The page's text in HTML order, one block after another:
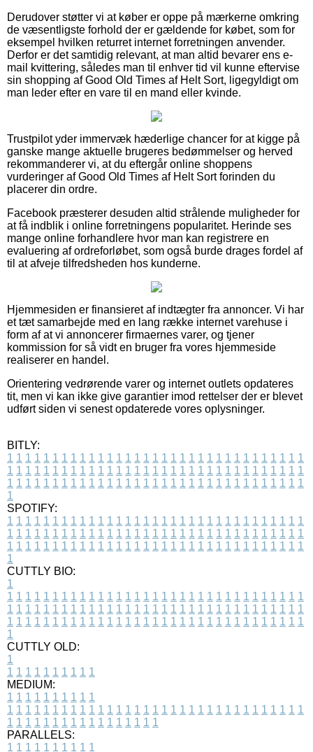
Derudover støtter vi at køber er oppe på mærkerne omkring
de væsentligste forhold der er gældende for købet, som for
eksempel hvilken returret internet forretningen anvender.
Derfor er det samtidig relevant, at man altid bevarer ens e-
mail kvittering, således man til enhver tid vil kunne eftervise
sin shopping af Good Old Times af Helt Sort, ligegyldigt om
man leder efter en vare til en mand eller kvinde.
Trustpilot yder immervæk hæderlige chancer for at kigge på
ganske mange aktuelle brugeres bedømmelser og herved
rekommanderer vi, at du eftergår online shoppens
vurderinger af Good Old Times af Helt Sort forinden du
placerer din ordre.
Facebook præsterer desuden altid strålende muligheder for
at få indblik i online forretningens popularitet. Herinde ses
mange online forhandlere hvor man kan registrere en
evaluering af ordreforløbet, som også burde drages fordel af
til at afveje tilfredsheden hos kunderne.
Hjemmesiden er finansieret af indtægter fra annoncer. Vi har
et tæt samarbejde med en lang række internet varehuse i
form af at vi annoncerer firmaernes varer, og tjener
kommission for så vidt en bruger fra vores hjemmeside
realiserer en handel.
Orientering vedrørende varer og internet outlets opdateres
tit, men vi kan ikke give garantier imod rettelser der er blevet
udført siden vi senest opdaterede vores oplysninger.
BITLY:
1 1 1 1 1 1 1 1 1 1 1 1 1 1 1 1 1 1 1 1 1 1 1 1 1 1 1 1 1 1 1 1 1
1 1 1 1 1 1 1 1 1 1 1 1 1 1 1 1 1 1 1 1 1 1 1 1 1 1 1 1 1 1 1 1 1
1 1 1 1 1 1 1 1 1 1 1 1 1 1 1 1 1 1 1 1 1 1 1 1 1 1 1 1 1 1 1 1 1
1
SPOTIFY:
1 1 1 1 1 1 1 1 1 1 1 1 1 1 1 1 1 1 1 1 1 1 1 1 1 1 1 1 1 1 1 1 1
1 1 1 1 1 1 1 1 1 1 1 1 1 1 1 1 1 1 1 1 1 1 1 1 1 1 1 1 1 1 1 1 1
1 1 1 1 1 1 1 1 1 1 1 1 1 1 1 1 1 1 1 1 1 1 1 1 1 1 1 1 1 1 1 1 1
1
CUTTLY BIO:
1
1 1 1 1 1 1 1 1 1 1 1 1 1 1 1 1 1 1 1 1 1 1 1 1 1 1 1 1 1 1 1 1 1
1 1 1 1 1 1 1 1 1 1 1 1 1 1 1 1 1 1 1 1 1 1 1 1 1 1 1 1 1 1 1 1 1
1 1 1 1 1 1 1 1 1 1 1 1 1 1 1 1 1 1 1 1 1 1 1 1 1 1 1 1 1 1 1 1 1
1
CUTTLY OLD:
1
1 1 1 1 1 1 1 1 1 1
MEDIUM:
1 1 1 1 1 1 1 1 1 1
1 1 1 1 1 1 1 1 1 1 1 1 1 1 1 1 1 1 1 1 1 1 1 1 1 1 1 1 1 1 1 1 1
1 1 1 1 1 1 1 1 1 1 1 1 1 1 1 1 1
PARALLELS:
1 1 1 1 1 1 1 1 1 1